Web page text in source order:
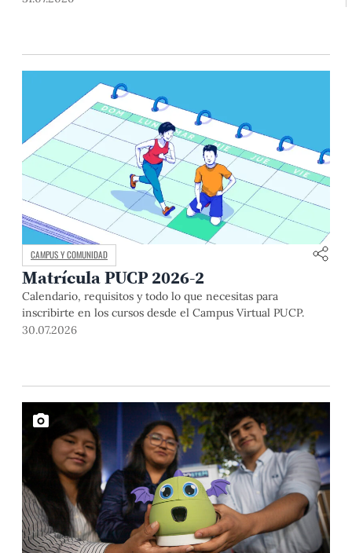
CAMPUS Y COMUNIDAD
Matrícula PUCP 2026-2
Calendario, requisitos y todo lo que necesitas para
inscribirte en los cursos desde el Campus Virtual PUCP.
30.07.2026